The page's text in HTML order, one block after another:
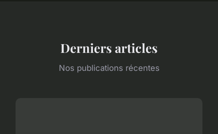
Derniers articles
Nos publications récentes